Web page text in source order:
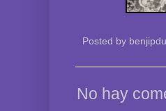
Posted by
No hay